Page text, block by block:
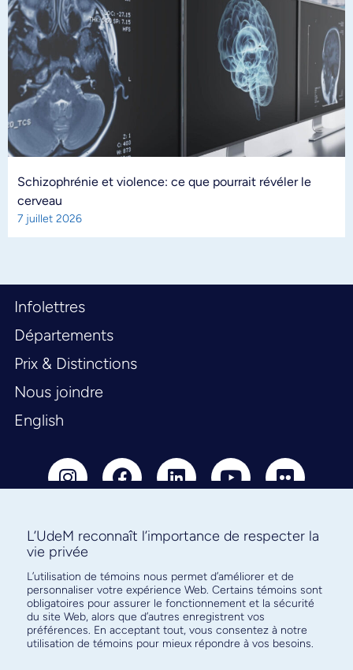
Schizophrénie et violence: ce que pourrait révéler le
cerveau
7 juillet 2026
Infolettres
Départements
Prix & Distinctions
Nous joindre
English
Abonnez-vous à notre infolettre
pour connaître l’actualité facultaire
L’UdeM reconnaît l’importance de respecter la
vie privée
L’utilisation de témoins nous permet d’améliorer et de
personnaliser votre expérience Web. Certains témoins sont
obligatoires pour assurer le fonctionnement et la sécurité
du site Web, alors que d’autres enregistrent vos
préférences. En acceptant tout, vous consentez à notre
utilisation de témoins pour mieux répondre à vos besoins.